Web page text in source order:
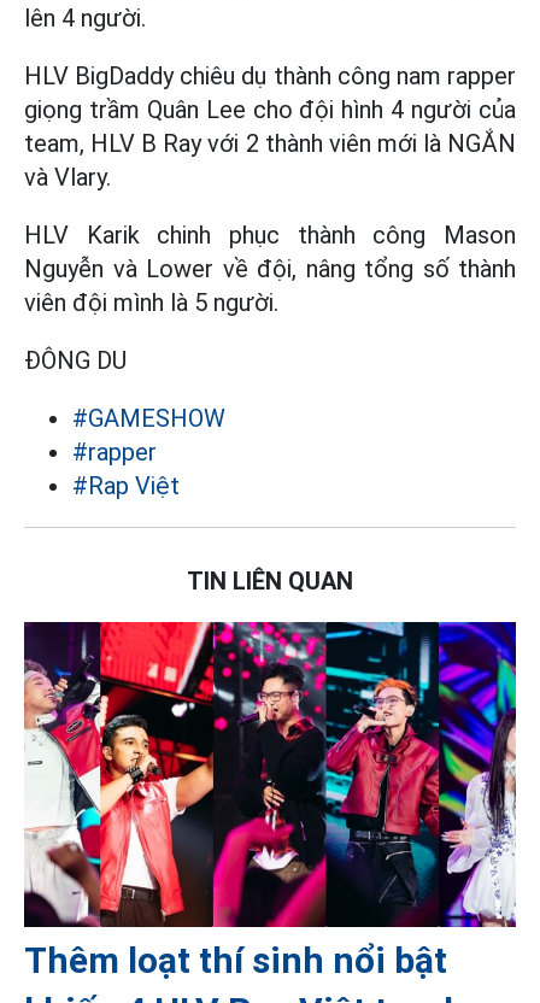
lên 4 người.
HLV BigDaddy chiêu dụ thành công nam rapper
giọng trầm Quân Lee cho đội hình 4 người của
team, HLV B Ray với 2 thành viên mới là NGẮN
và Vlary.
HLV Karik chinh phục thành công Mason
Nguyễn và Lower về đội, nâng tổng số thành
viên đội mình là 5 người.
ĐÔNG DU
#GAMESHOW
#rapper
#Rap Việt
TIN LIÊN QUAN
Thêm loạt thí sinh nổi bật